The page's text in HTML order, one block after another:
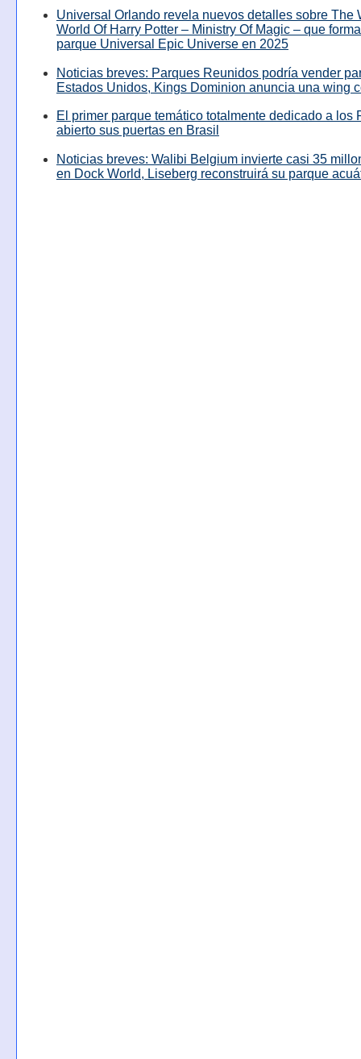
Universal Orlando revela nuevos detalles sobre The
World Of Harry Potter – Ministry Of Magic – que
parque Universal Epic Universe en 2025
Noticias breves: Parques Reunidos podría vender
Estados Unidos, Kings Dominion anuncia una wing
El primer parque temático totalmente dedicado a los
abierto sus puertas en Brasil
Noticias breves: Walibi Belgium invierte casi 35
en Dock World, Liseberg reconstruirá su parque